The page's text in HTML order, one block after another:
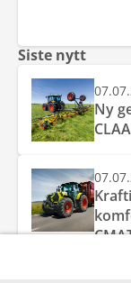
Siste nytt
Ny